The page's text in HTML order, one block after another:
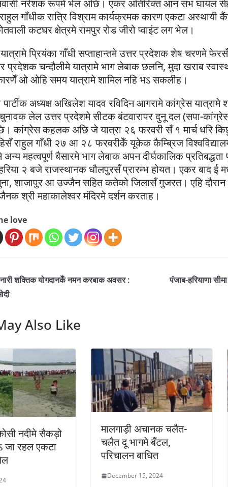
नरेशक रूपमे भेल अछि। एकर अतिरिक्त आन सभ घायल
गाँधीक रात्रि विश्राम कार्यक्रमक कारण एकटा
कटघर क्षेत्रमे रामपुर रोड जीरो प्वाइंट लग भेल।
प्रियंका गाँधी सप्ताहान्तमे उत्तर प्रदेशक शेष चरणमे
प्रदेशक चन्दौलीमे यात्रामे भाग लेबाक छलनि, मुदा खराब
ओ ओहि समय यात्रामे शामिल नहि भऽ सकलीह।
पार्टीक अध्यक्ष अखिलेश यादव रविदिन आगरामे कांग्रेस यात्रामे
लेल उत्तर प्रदेशमे सीटक बंटवारापर दुनू दल (सपा-
कांग्रेस कहलक अछि जे यात्रा २६ फरवरी सँ १ मार्च धरि
राहुल गाँधी २७ आ २८ फरवरीकेँ यूकेक कैम्ब्रिज
महत्वपूर्ण बैसारमे भाग लेबाक अपन दीर्घकालिक
२ बजे राजस्थानक धौलपुरसँ प्रारम्भ होयत। एकर बाद ई
शाजापुर आ उज्जैन सहित कतेको जिलासँ गुजरत। एहि दौरान
श्री महाकालेश्वर मंदिरमे दर्शन करताह।
love
शक्तिक योगदानकेँ नमन करबाक अवसर :
पंजाब-हरियाणा
Also Like
नदीमे सैकड़ो
रहल एकटा
मालगाड़ी अचानक चलैत-
चलैत दू भागमे बँटल,
परिचालन बाधित
December 15, 2024